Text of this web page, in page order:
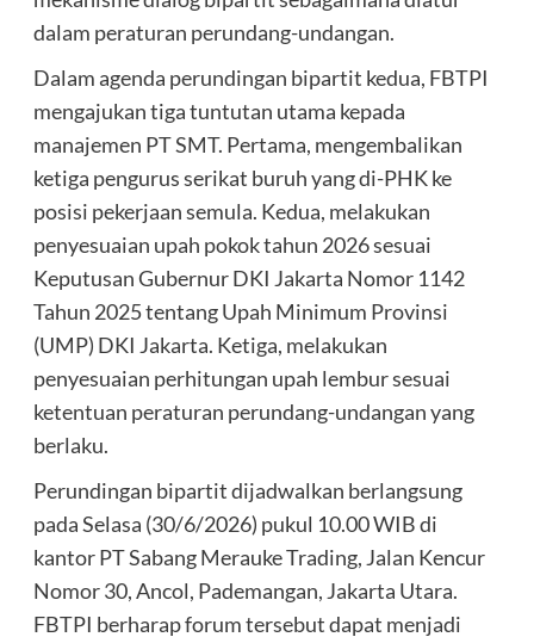
dalam peraturan perundang-undangan.
Dalam agenda perundingan bipartit kedua, FBTPI
mengajukan tiga tuntutan utama kepada
manajemen PT SMT. Pertama, mengembalikan
ketiga pengurus serikat buruh yang di-PHK ke
posisi pekerjaan semula. Kedua, melakukan
penyesuaian upah pokok tahun 2026 sesuai
Keputusan Gubernur DKI Jakarta Nomor 1142
Tahun 2025 tentang Upah Minimum Provinsi
(UMP) DKI Jakarta. Ketiga, melakukan
penyesuaian perhitungan upah lembur sesuai
ketentuan peraturan perundang-undangan yang
berlaku.
Perundingan bipartit dijadwalkan berlangsung
pada Selasa (30/6/2026) pukul 10.00 WIB di
kantor PT Sabang Merauke Trading, Jalan Kencur
Nomor 30, Ancol, Pademangan, Jakarta Utara.
FBTPI berharap forum tersebut dapat menjadi